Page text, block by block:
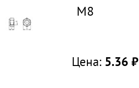
М8
Цена: 5.36 руб.